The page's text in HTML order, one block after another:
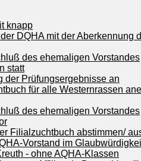
knapp
DQHA mit der Aberkennung
des ehemaligen Vorstandes
statt
der Prüfungsergebnisse an
für alle Westernrassen
des ehemaligen Vorstandes
Filialzuchtbuch abstimmen/
Vorstand im
- ohne AQHA-Klassen